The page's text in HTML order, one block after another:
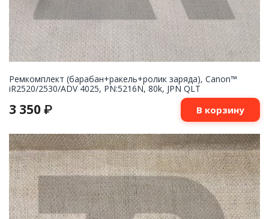
Ремкомплект (барабан+ракель+ролик заряда), Canon™
iR2520/2530/ADV 4025, PN:5216N, 80k, JPN QLT
3 350 ₽ В корзину